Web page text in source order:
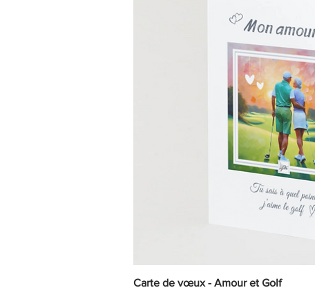
Quick View
Carte de vœux - Amour et Golf